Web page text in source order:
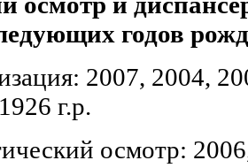
годов
2007, 2004,
г.р.
осмотр: